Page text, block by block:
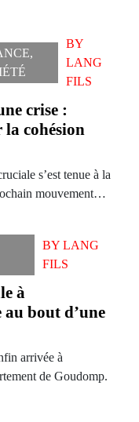
,
BY
LANG
FILS
crise :
cohésion
s’est tenue à la
mouvement…
BYLANG
FILS
à
bout d’une
arrivée à
de Goudomp.